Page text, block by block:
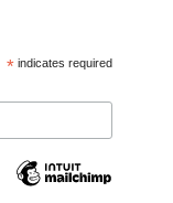
* indicates required